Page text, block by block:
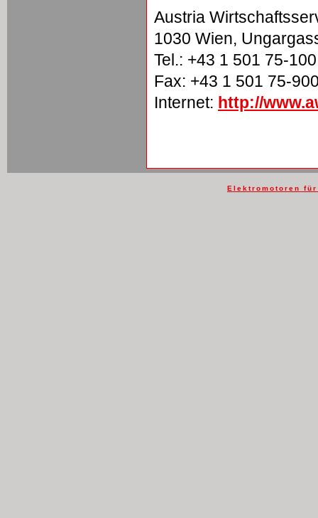
Austria
1030 Wien,
Tel.: +43 1 501 75-100
Fax: +43 1 501 75-
Internet: http://
Elektromotoren